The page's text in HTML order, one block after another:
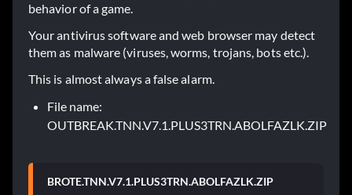
behavior of a game.
Your antivirus software and web browser may detect
them as malware (viruses, worms, trojans, bots etc.).
This is almost always a false alarm.
File name:
OUTBREAK.TNN.V7.1.PLUS3TRN.ABOLFAZLK.ZIP
BROTE.TNN.V7.1.PLUS3TRN.ABOLFAZLK.ZIP